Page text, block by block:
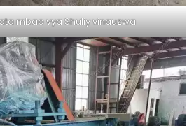
mbao vya Shuliy vinauzwa